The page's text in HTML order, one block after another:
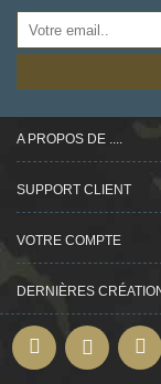
A PROPOS DE ....
SUPPORT CLIENT
VOTRE COMPTE
DERNIÈRES